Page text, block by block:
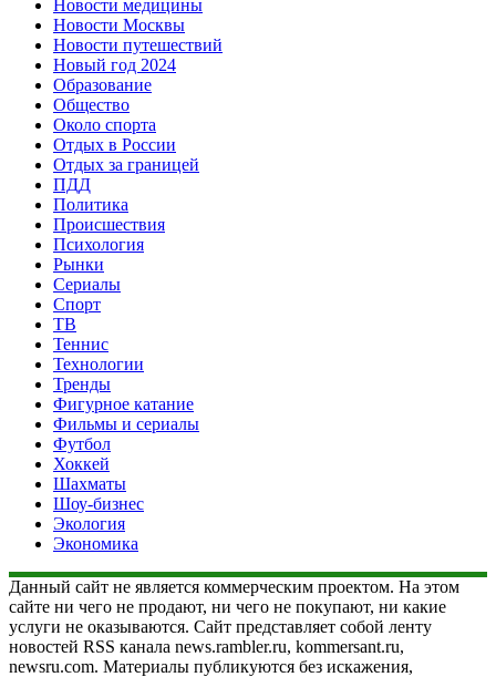
Новости медицины
Новости Москвы
Новости путешествий
Новый год 2024
Образование
Общество
Около спорта
Отдых в России
Отдых за границей
ПДД
Политика
Происшествия
Психология
Рынки
Сериалы
Спорт
ТВ
Теннис
Технологии
Тренды
Фигурное катание
Фильмы и сериалы
Футбол
Хоккей
Шахматы
Шоу-бизнес
Экология
Экономика
Данный сайт не является коммерческим проектом. На этом
сайте ни чего не продают, ни чего не покупают, ни какие
услуги не оказываются. Сайт представляет собой ленту
новостей RSS канала news.rambler.ru, kommersant.ru,
newsru.com. Материалы публикуются без искажения,